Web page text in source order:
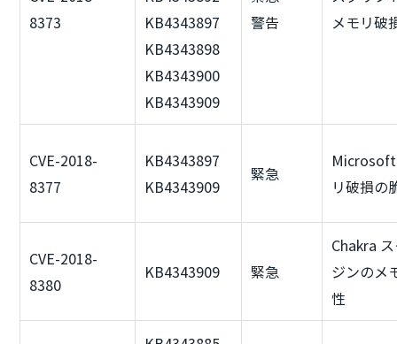
8373
KB4343897
KB4343898
KB4343900
KB4343909
警告
メモリ破
CVE-2018-
8377
KB4343897
KB4343909
緊急
リ破損の
CVE-2018-
8380
KB4343909 緊急
Chakra
ジンのメ
性